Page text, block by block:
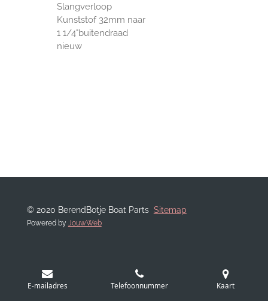
Slangverloop
Kunststof 32mm naar
1 1/4"buitendraad
nieuw
© 2020 BerendBotje Boat Parts Sitemap
Powered by JouwWeb
E-mailadres Telefoonnummer Kaart